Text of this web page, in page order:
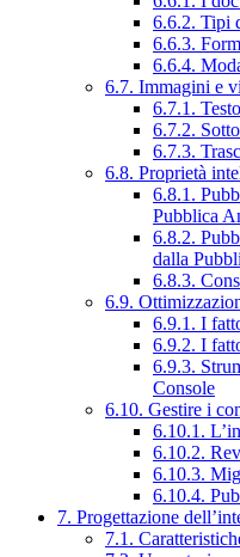
6.6.2. Tipi
6.6.3.
6.6.4.
6.7. Immagini e
6.7.1.
6.7.2.
6.7.3.
6.8. Proprietà
6.8.1.
Pubblica
6.8.2.
dalla
6.8.3.
6.9.
6.9.1. I
6.9.2. I
6.9.3.
Console
6.10. Gestire i
6.10.1.
6.10.2.
6.10.3.
6.10.4.
7. Progettazione
7.1.